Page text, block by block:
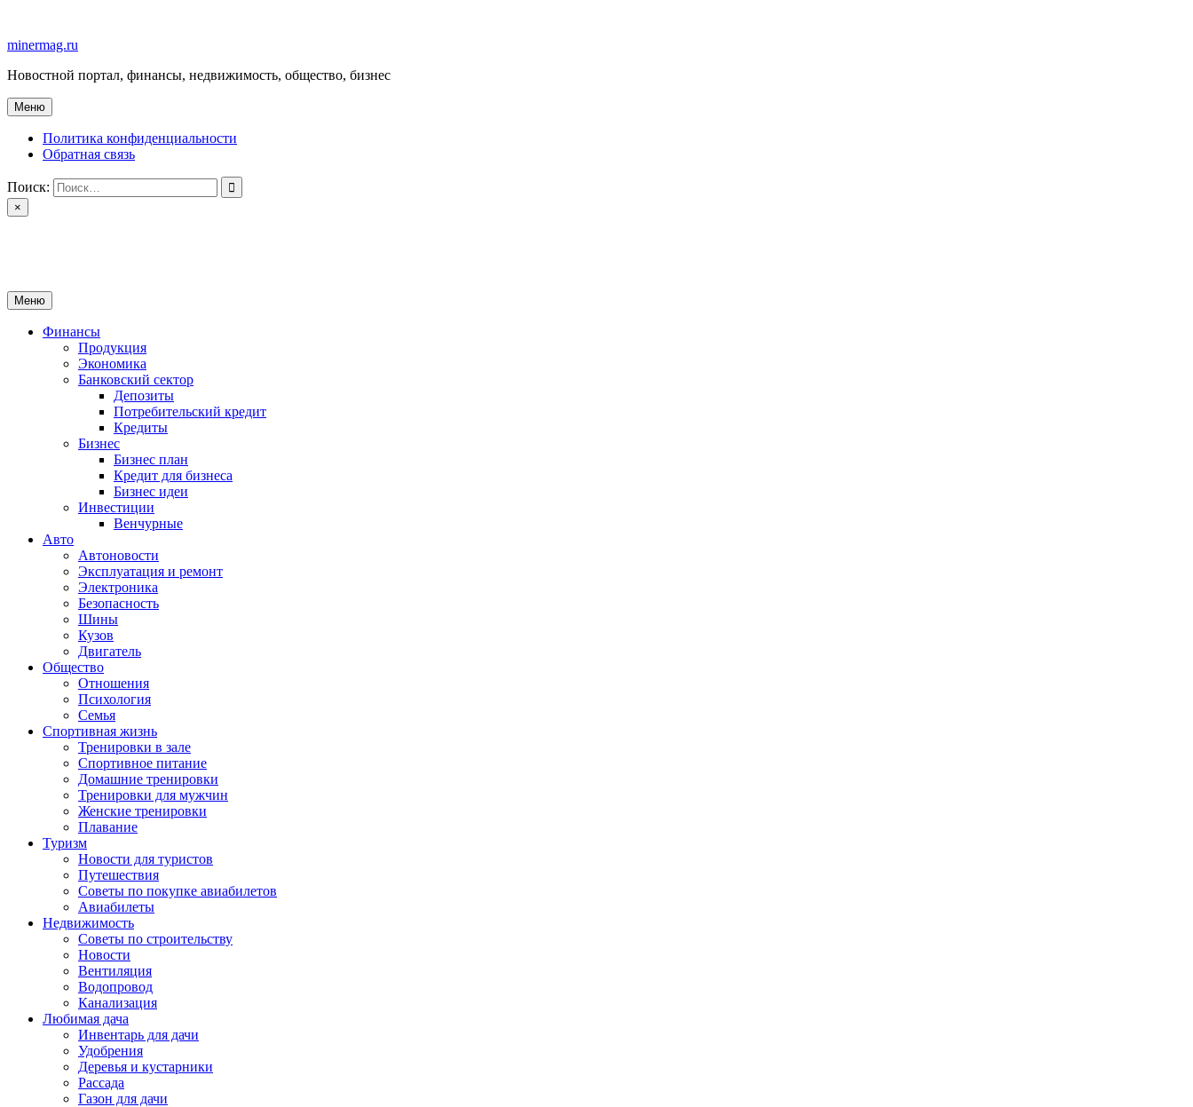
содержимому
minermag.ru
Новостной портал, финансы, недвижимость, общество, бизнес
Меню
Политика конфиденциальности
Обратная связь
Поиск:
×
Меню
Финансы
Продукция
Экономика
Банковский сектор
Депозиты
Потребительский кредит
Кредиты
Бизнес
Бизнес план
Кредит для бизнеса
Бизнес идеи
Инвестиции
Венчурные
Авто
Автоновости
Эксплуатация и ремонт
Электроника
Безопасность
Шины
Кузов
Двигатель
Общество
Отношения
Психология
Семья
Спортивная жизнь
Тренировки в зале
Спортивное питание
Домашние тренировки
Тренировки для мужчин
Женские тренировки
Плавание
Туризм
Новости для туристов
Путешествия
Советы по покупке авиабилетов
Авиабилеты
Недвижимость
Советы по строительству
Новости
Вентиляция
Водопровод
Канализация
Любимая дача
Инвентарь для дачи
Удобрения
Деревья и кустарники
Рассада
Газон для дачи